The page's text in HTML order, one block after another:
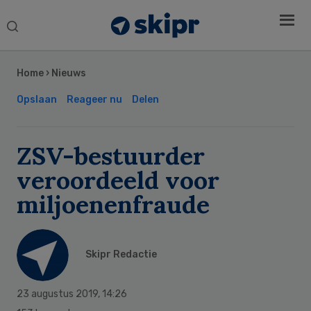
Search
Home › Nieuws
Opslaan Reageer nu Delen
ZSV-bestuurder
veroordeeld voor
miljoenenfraude
Skipr Redactie
23 augustus 2019, 14:26
Sidebar